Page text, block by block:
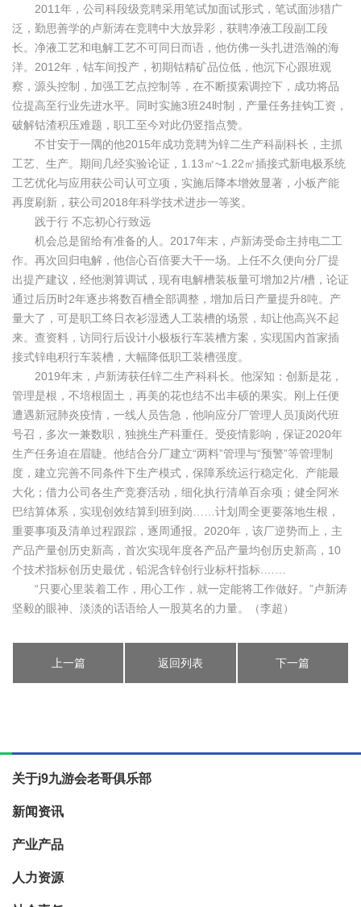
2011年，公司科段级竞聘采用笔试加面试形式，笔试面涉猎广
泛，勤思善学的卢新涛在竞聘中大放异彩，获聘净液工段副工段
长。净液工艺和电解工艺不可同日而语，他仿佛一头扎进浩瀚的海
洋。2012年，钴车间投产，初期钴精矿品位低，他沉下心跟班观
察，源头控制，加强工艺点控制等，在不断摸索调控下，成功将品
位提高至行业先进水平。同时实施3班24时制，产量任务挂钩工资，
破解钴渣积压难题，职工至今对此仍竖指点赞。
不甘安于一隅的他2015年成功竞聘为锌二生产科副科长，主抓
工艺、生产。期间几经实验论证，1.13㎡~1.22㎡插接式新电极系统
工艺优化与应用获公司认可立项，实施后降本增效显著，小板产能
再度刷新，获公司2018年科学技术进步一等奖。
践于行 不忘初心行致远
机会总是留给有准备的人。2017年末，卢新涛受命主持电二工
作。再次回归电解，他信心百倍要大干一场。上任不久便向分厂提
出提产建议，经他测算调试，现有电解槽装板量可增加2片/槽，论证
通过后历时2年逐步将数百槽全部调整，增加后日产量提升8吨。产
量大了，可是职工终日衣衫湿透人工装槽的场景，却让他高兴不起
来。查资料，访同行后设计小极板行车装槽方案，实现国内首家插
接式锌电积行车装槽，大幅降低职工装槽强度。
2019年末，卢新涛获任锌二生产科科长。他深知：创新是花，
管理是根，不培根固土，再美的花也结不出丰硕的果实。刚上任便
遭遇新冠肺炎疫情，一线人员告急，他响应分厂管理人员顶岗代班
号召，多次一兼数职，独挑生产科重任。受疫情影响，保证2020年
生产任务迫在眉睫。他结合分厂建立“两料”管理与“预警”等管理制
度，建立完善不同条件下生产模式，保障系统运行稳定化、产能最
大化；借力公司各生产竞赛活动，细化执行清单百余项；健全阿米
巴结算体系，实现创效结算到班到岗……计划周全更要落地生根，
重要事项及清单过程跟踪，逐周通报。2020年，该厂逆势而上，主
产品产量创历史新高，首次实现年度各产品产量均创历史新高，10
个技术指标创历史最优，铅泥含锌创行业标杆指标.……
“只要心里装着工作，用心工作，就一定能将工作做好。”卢新涛
坚毅的眼神、淡淡的话语给人一股莫名的力量。（李超）
上一篇 返回列表 下一篇
关于j9九游会老哥俱乐部
新闻资讯
产业产品
人力资源